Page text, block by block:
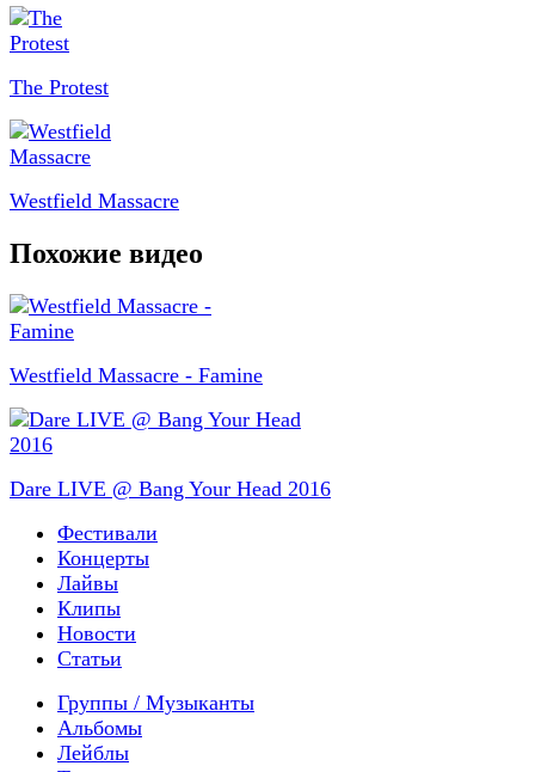
The Protest
Westfield Massacre
Похожие видео
Westfield Massacre - Famine
Dare LIVE @ Bang Your Head 2016
Фестивали
Концерты
Лайвы
Клипы
Новости
Статьи
Группы / Музыканты
Альбомы
Лейблы